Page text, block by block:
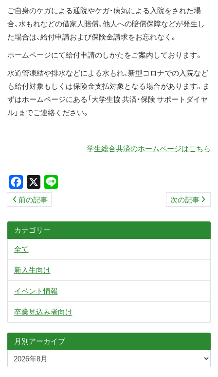
ご自身のケガによる通院やケガ・病気による入院をされた場
合、水もれなどの借家人賠償、他人への賠償保障などが発生し
た場合は、給付申請および保険金請求をお忘れなく。
ホームページにて給付申請のしかたをご案内しております。
水道管凍結や排水などによる水もれ、新型コロナでの入院など
も給付対象もしくは保険金支払対象となる場合があります。ま
ずはホームページにある「大学生協 共済・保険 サポートダイヤ
ル」までご連絡ください。
学生総合共済のホームページはこちら
Facebook
前の記事 次の記事
カテゴリー
全て
新入生向け
イベント情報
卒業見込み者向け
月別アーカイブ